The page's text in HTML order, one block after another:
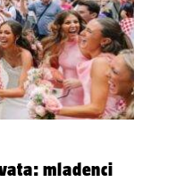
mladenci